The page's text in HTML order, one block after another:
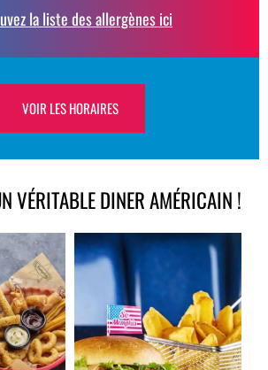
la liste des allergènes ici
VOIR LES HORAIRES
VÉRITABLE DINER AMÉRICAIN !